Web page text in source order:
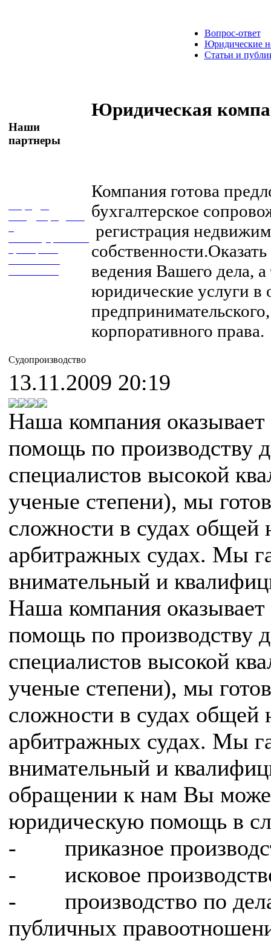
Вопрос-ответ
Юридические
Статьи и
Наши
партнеры
Юридическая
Компания готова
бухгалтерское
регистрация
ведения Вашего дела,
юридические услуги в
корпоративного права.
Судопроизводство
13.11.2009 20:19
Наша компания
помощь по производству
специалистов высокой
ученые степени), мы
сложности в судах общей
арбитражных судах. Мы
внимательный и
Наша компания
помощь по производству
специалистов высокой
ученые степени), мы
сложности в судах общей
арбитражных судах. Мы
внимательный и
обращении к нам Вы
юридическую помощь в
- приказное
- исковое
- производство по
публичных